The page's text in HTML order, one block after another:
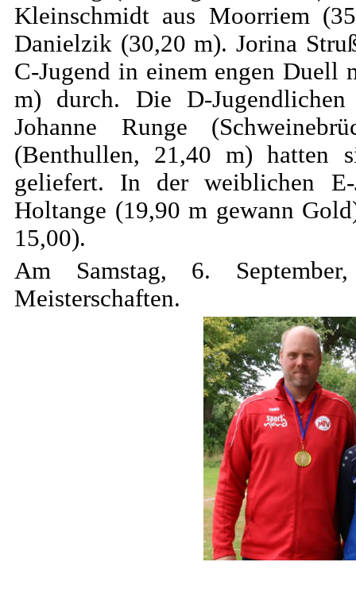
Kleinschmidt aus Moorriem
Danielzik (30,20 m). Jorina
C-Jugend in einem engen Duell
m) durch. Die D-
Johanne Runge
(Benthullen, 21,40 m) hatten
geliefert. In der weiblichen
Holtange (19,90 m gewann
15,00).
Am Samstag, 6.
Meisterschaften.